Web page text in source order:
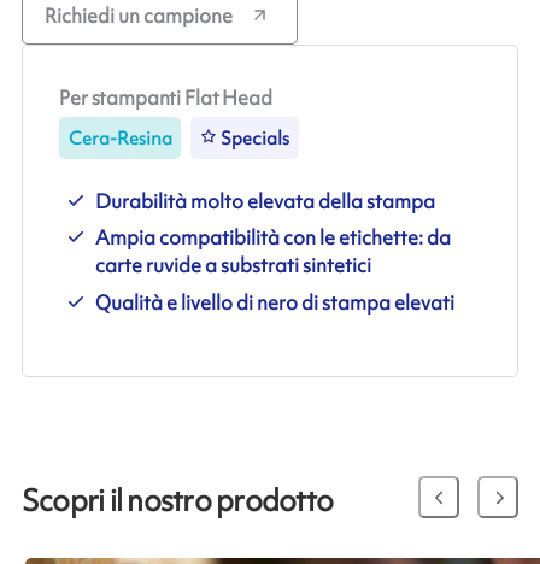
Richiedi un campione
Per stampanti Flat Head
Cera-Resina Specials
Durabilità molto elevata della stampa
Ampia compatibilità con le etichette: da
carte ruvide a substrati sintetici
Qualità e livello di nero di stampa elevati
Scopri il nostro prodotto